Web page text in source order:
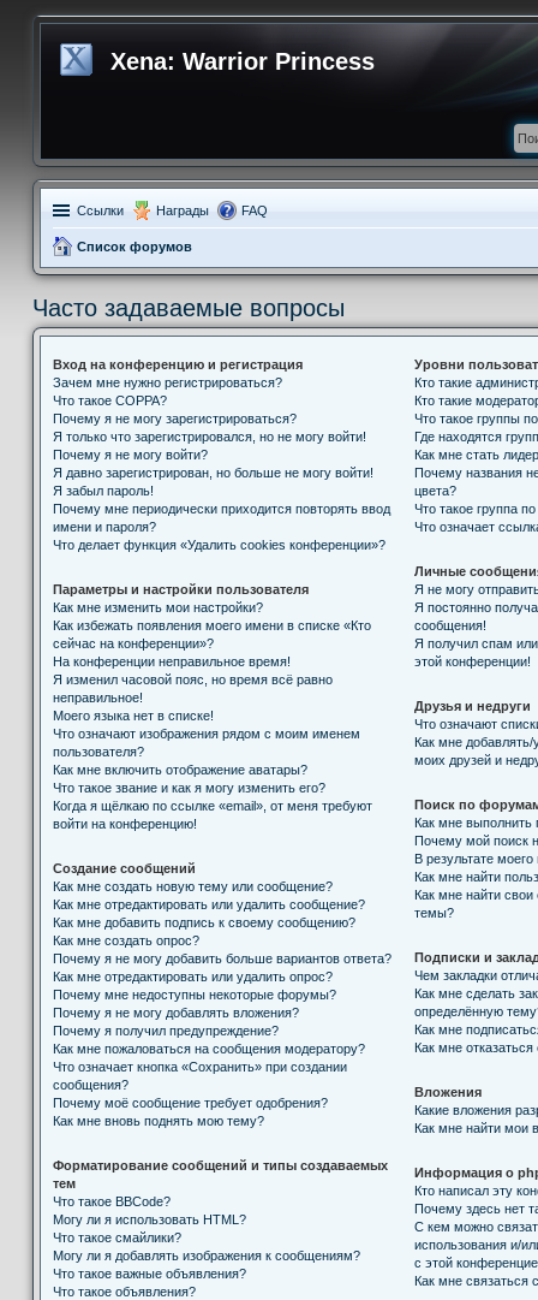
Xena: Warrior Princess
Ссылки Награды FAQ
Список форумов
Часто задаваемые вопросы
Вход на конференцию и регистрация
Зачем мне нужно регистрироваться?
Что такое COPPA?
Почему я не могу зарегистрироваться?
Я только что зарегистрировался, но не могу войти!
Почему я не могу войти?
Я давно зарегистрирован, но больше не могу войти!
Я забыл пароль!
Почему мне периодически приходится повторять ввод
имени и пароля?
Что делает функция «Удалить cookies конференции»?
Параметры и настройки пользователя
Как мне изменить мои настройки?
Как избежать появления моего имени в списке «Кто
сейчас на конференции»?
На конференции неправильное время!
Я изменил часовой пояс, но время всё равно
неправильное!
Моего языка нет в списке!
Что означают изображения рядом с моим именем
пользователя?
Как мне включить отображение аватары?
Что такое звание и как я могу изменить его?
Когда я щёлкаю по ссылке «email», от меня требуют
войти на конференцию!
Создание сообщений
Как мне создать новую тему или сообщение?
Как мне отредактировать или удалить сообщение?
Как мне добавить подпись к своему сообщению?
Как мне создать опрос?
Почему я не могу добавить больше вариантов ответа?
Как мне отредактировать или удалить опрос?
Почему мне недоступны некоторые форумы?
Почему я не могу добавлять вложения?
Почему я получил предупреждение?
Как мне пожаловаться на сообщения модератору?
Что означает кнопка «Сохранить» при создании
сообщения?
Почему моё сообщение требует одобрения?
Как мне вновь поднять мою тему?
Форматирование сообщений и типы создаваемых
тем
Что такое BBCode?
Могу ли я использовать HTML?
Что такое смайлики?
Могу ли я добавлять изображения к сообщениям?
Что такое важные объявления?
Что такое объявления?
Уровни
Кто такие
Кто такие
Что такое группы
Где находятся
Как мне стать
Почему названия
цвета?
Что такое группа
Что означает
Личные
Я не могу
Я постоянно
сообщения!
Я получил спам или
этой конференции!
Друзья и недруги
Что означают
Как мне добавлять/
моих друзей и
Поиск по
Как мне
Почему мой поиск
В результате
Как мне найти
Как мне найти
темы?
Подписки и
Чем закладки
Как мне сделать
определённую
Как мне
Как мне отказаться
Вложения
Какие вложения
Как мне найти мои
Информация о
Кто написал эту
Почему здесь нет
С кем можно
использования и/
с этой
Как мне связаться